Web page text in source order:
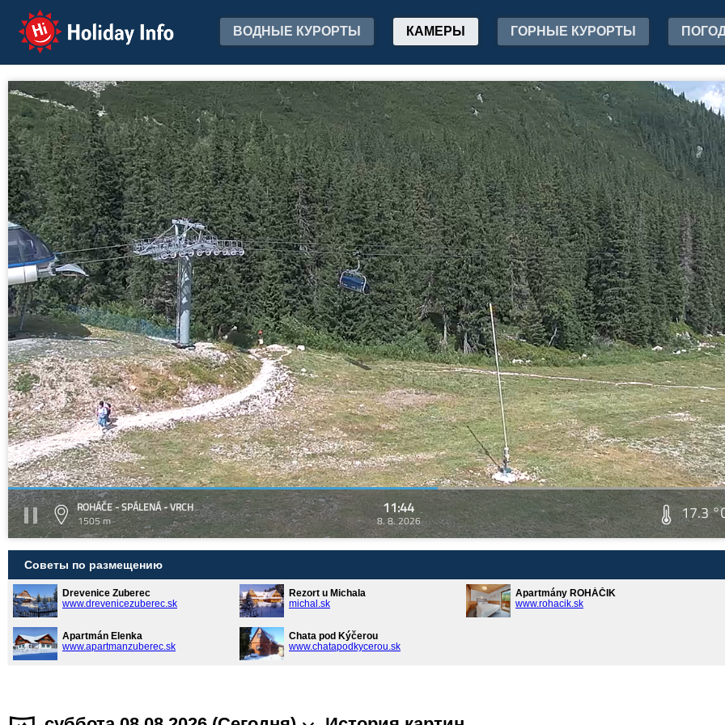
Holiday Info ВОДНЫЕ КУРОРТЫ КАМЕРЫ ГОРНЫЕ КУРОРТЫ
ROHÁČE - SPÁLENÁ - VRCH
1505 m
11:44
8. 8. 2026 17.3
Советы по размещению
Drevenice Zuberec
www.drevenicezuberec.sk
Rezort u Michala
michal.sk
Apartmány ROHÁČIK
www.rohacik.sk
Apartmán Elenka
www.apartmanzuberec.sk
Chata pod Kýčerou
www.chatapodkycerou.sk